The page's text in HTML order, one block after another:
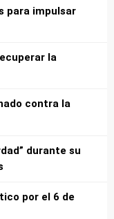
para impulsar
la
contra la
durante su
por el 6 de